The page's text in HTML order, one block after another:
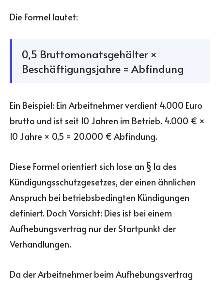
Die Formel lautet:
0,5 Bruttomonatsgehälter ×
Beschäftigungsjahre = Abfindung
Ein Beispiel: Ein Arbeitnehmer verdient 4.000 Euro
brutto und ist seit 10 Jahren im Betrieb. 4.000 € ×
10 Jahre × 0,5 = 20.000 € Abfindung.
Diese Formel orientiert sich lose an § 1a des
Kündigungsschutzgesetzes, der einen ähnlichen
Anspruch bei betriebsbedingten Kündigungen
definiert. Doch Vorsicht: Dies ist bei einem
Aufhebungsvertrag nur der Startpunkt der
Verhandlungen.
Da der Arbeitnehmer beim Aufhebungsvertrag